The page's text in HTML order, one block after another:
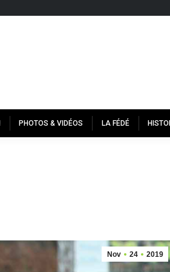
PHOTOS & VIDÉOS LA FÉDÉ
Nov 24 2019